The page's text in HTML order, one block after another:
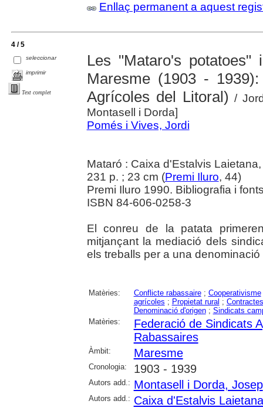
Enllaç permanent a aquest
4 / 5
seleccionar
imprimir
Text complet
Les "Mataro's
Maresme (1903 -
Agrícoles del Litoral) /
Montasell i Dorda]
Pomés i Vives, Jordi
Mataró : Caixa d'Estalvis
231 p. ; 23 cm (Premi Iluro, 44)
Premi Iluro 1990. Bibliografia i
ISBN 84-606-0258-3
El conreu de la patata
mitjançant la mediació dels
els treballs per a una
Matèries: Conflicte rabassaire; Cooperativisme
agrícoles ; Propietat rural ;
Denominació d'origen; Sindicats
Matèries:
Federació de Sindicats
Rabassaires
Àmbit: Maresme
Cronologia: 1903 - 1939
Autors add.: Montasell i Dorda, Josep
Autors add.: Caixa d'Estalvis Laietana